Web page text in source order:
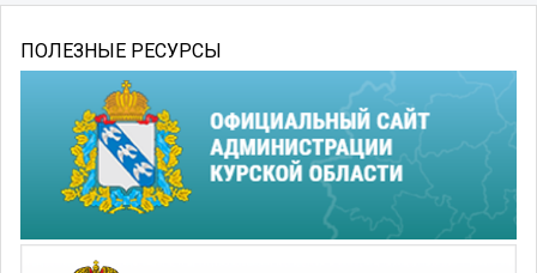
ПОЛЕЗНЫЕ РЕСУРСЫ